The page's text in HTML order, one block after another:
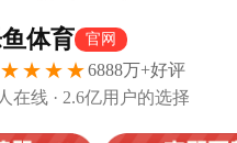
斯附文道。
力于76人，篮网和快船，
7.2助攻。